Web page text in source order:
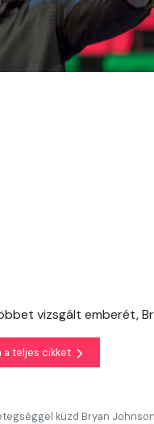
vizsgált emberét,
a teljes cikket
küzd Bryan